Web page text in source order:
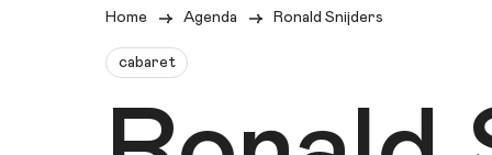
Home Agenda Ronald Snijders
cabaret